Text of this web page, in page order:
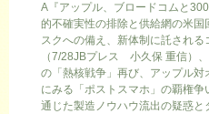
A『アップル、ブロードコムと
的不確実性の排除と供給網の米国
スクへの備え、新体制に託される
（7/28JBプレス 小久保 重信）
の「熱核戦争」再び、アップル対
にみる「ポストスマホ」の覇
通じた製造ノウハウ流出の疑惑と